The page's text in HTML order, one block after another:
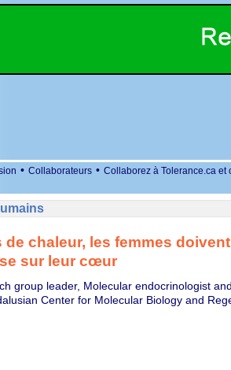
• Collaborateurs • Collaborez à Tolerance.ca et
chaleur, les femmes
sur leur cœur
group leader, Molecular endocrinologist
Center for Molecular Biology and